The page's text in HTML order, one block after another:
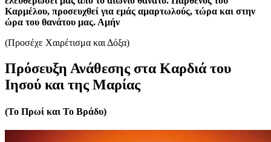
Καρμέλου, προσευχθεί για εμάς αμαρτωλούς, τώρα και στην
ώρα του θανάτου μας. Αμήν
(Προσέχε Χαιρέτισμα και Δόξα)
Πρόσευξη Ανάθεσης στα Καρδιά του
Ιησού και της Μαρίας
(Το Πρωί και Το Βράδυ)